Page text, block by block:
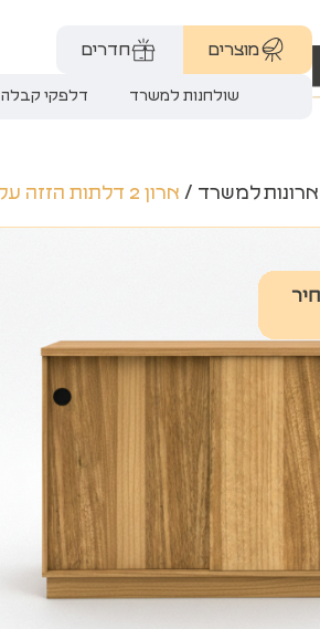
מוצרים חדרים
שולחנות למשרד דלפקי קבלה
ארונות למשרד / ארון 2 דלתות הזזה עליון 28 מ"מ